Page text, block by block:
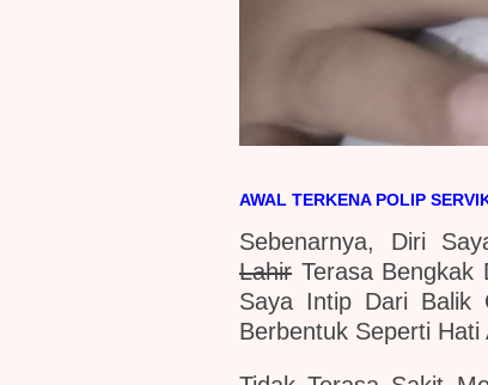
AWAL TERKENA POLIP
Sebenarnya, Diri
Lahir Terasa Bengkak
Saya Intip Dari Balik
Berbentuk Seperti